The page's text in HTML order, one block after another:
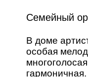
Семейный
В доме
особая